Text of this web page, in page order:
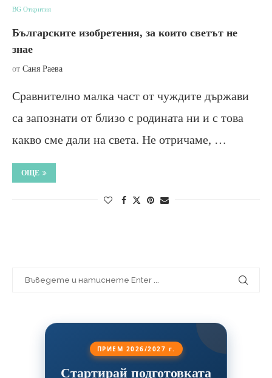
BG Открития
Българските изобретения, за които светът не
знае
от Саня Раева
Сравнително малка част от чуждите държави
са запознати от близо с родината ни и с това
какво сме дали на света. Не отричаме, …
ОЩЕ
ПРИЕМ 2026/2027 г.
Стартирай подготовката